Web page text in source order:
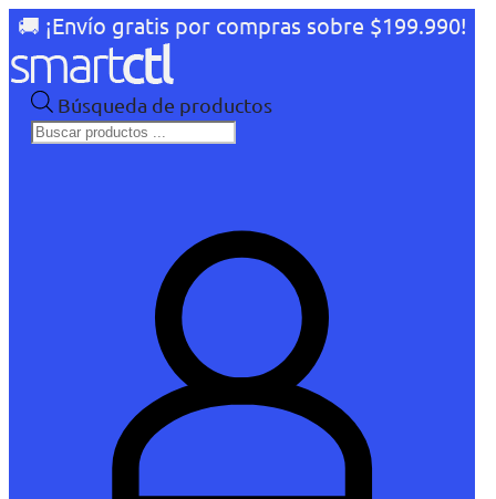
🚚 ¡Envío gratis por compras sobre $199.990!
Búsqueda de productos